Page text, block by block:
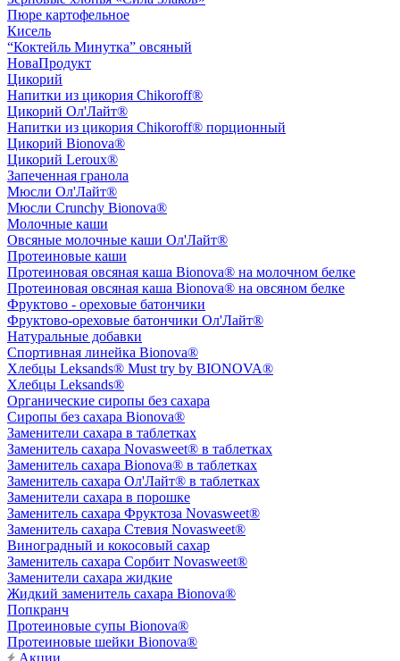
Пюре картофельное
Кисель
“Коктейль Минутка” овсяный
НоваПродукт
Цикорий
Напитки из цикория Chikoroff®
Цикорий Ол'Лайт®
Напитки из цикория Chikoroff® порционный
Цикорий Bionova®
Цикорий Leroux®
Запеченная гранола
Мюсли Ол'Лайт®
Мюсли Crunchy Bionova®
Молочные каши
Овсяные молочные каши Ол'Лайт®
Протеиновые каши
Протеиновая овсяная каша Bionova® на молочном белке
Протеиновая овсяная каша Bionova® на овсяном белке
Фруктово - ореховые батончики
Фруктово-ореховые батончики Ол'Лайт®
Натуральные добавки
Спортивная линейка Bionova®
Хлебцы Leksands® Must try by BIONOVA®
Хлебцы Leksands®
Органические сиропы без сахара
Сиропы без сахара Bionova®
Заменители сахара в таблетках
Заменитель сахара Novasweet® в таблетках
Заменитель сахара Bionova® в таблетках
Заменитель сахара Ол'Лайт® в таблетках
Заменители сахара в порошке
Заменитель сахара Фруктоза Novasweet®
Заменитель сахара Стевия Novasweet®
Виноградный и кокосовый сахар
Заменитель сахара Сорбит Novasweet®
Заменители сахара жидкие
Жидкий заменитель сахара Bionova®
Попкранч
Протеиновые супы Bionova®
Протеиновые шейки Bionova®
Акции